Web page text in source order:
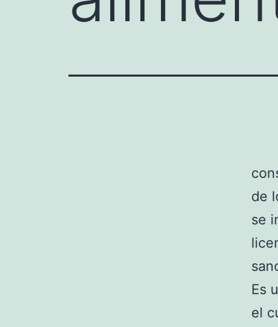
de
se
Es
el